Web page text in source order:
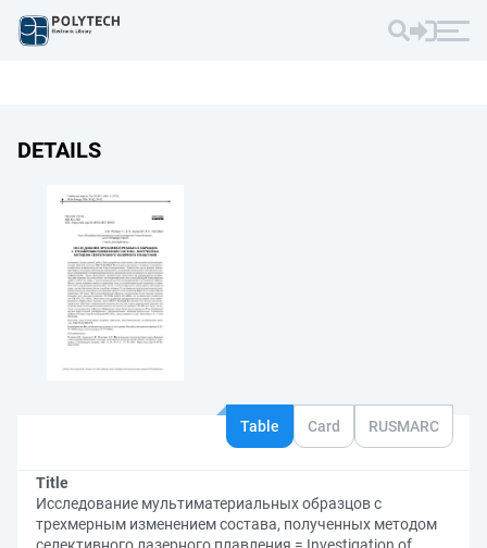
DETAILS
Table Card RUSMARC
Title
Исследование мультиматериальных образцов с
трехмерным изменением состава, полученных методом